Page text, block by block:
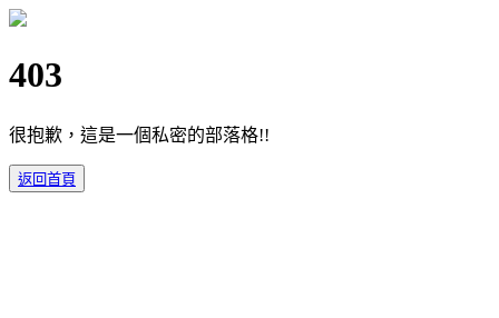
403
很抱歉，這是一個私密的部落格!!
返回首頁